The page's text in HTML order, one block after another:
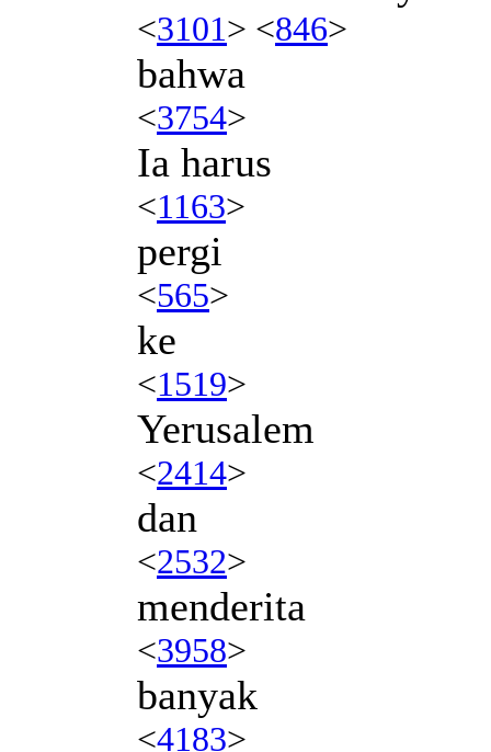
<3101> <846>
bahwa
<3754>
Ia harus
<1163>
pergi
<565>
ke
<1519>
Yerusalem
<2414>
dan
<2532>
menderita
<3958>
banyak
<4183>